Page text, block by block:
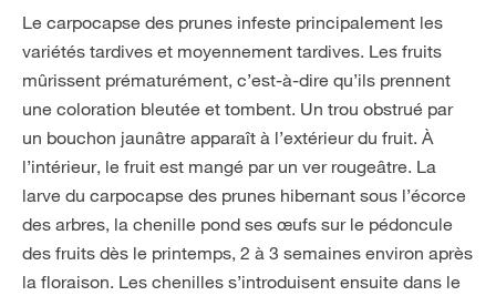
Le carpocapse des prunes infeste principalement les
variétés tardives et moyennement tardives. Les fruits
mûrissent prématurément, c’est-à-dire qu’ils prennent
une coloration bleutée et tombent. Un trou obstrué par
un bouchon jaunâtre apparaît à l’extérieur du fruit. À
l’intérieur, le fruit est mangé par un ver rougeâtre. La
larve du carpocapse des prunes hibernant sous l’écorce
des arbres, la chenille pond ses œufs sur le pédoncule
des fruits dès le printemps, 2 à 3 semaines environ après
la floraison. Les chenilles s’introduisent ensuite dans le